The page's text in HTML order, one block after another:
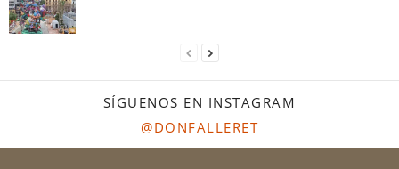
SÍGUENOS EN INSTAGRAM
@DONFALLERET